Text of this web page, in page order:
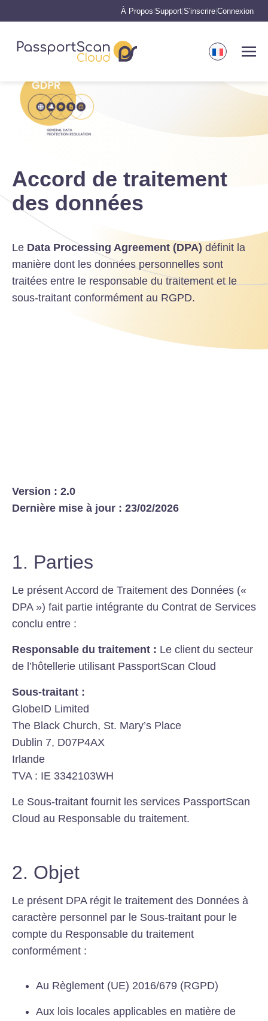
À Propos Support S'inscrire Connexion
Accord de traitement
des données
Le Data Processing Agreement (DPA) définit la
manière dont les données personnelles sont
traitées entre le responsable du traitement et le
sous-traitant conformément au RGPD.
Version : 2.0
Dernière mise à jour : 23/02/2026
1. Parties
Le présent Accord de Traitement des Données («
DPA ») fait partie intégrante du Contrat de Services
conclu entre :
Responsable du traitement : Le client du secteur
de l’hôtellerie utilisant PassportScan Cloud
Sous-traitant :
GlobeID Limited
The Black Church, St. Mary’s Place
Dublin 7, D07P4AX
Irlande
TVA : IE 3342103WH
Le Sous-traitant fournit les services PassportScan
Cloud au Responsable du traitement.
2. Objet
Le présent DPA régit le traitement des Données à
caractère personnel par le Sous-traitant pour le
compte du Responsable du traitement
conformément :
Au Règlement (UE) 2016/679 (RGPD)
Aux lois locales applicables en matière de